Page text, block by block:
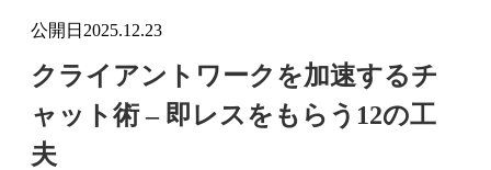
公開日 2025.12.23
クライアントワークを加速するチ
ャット術 – 即レスをもらう12の工
夫